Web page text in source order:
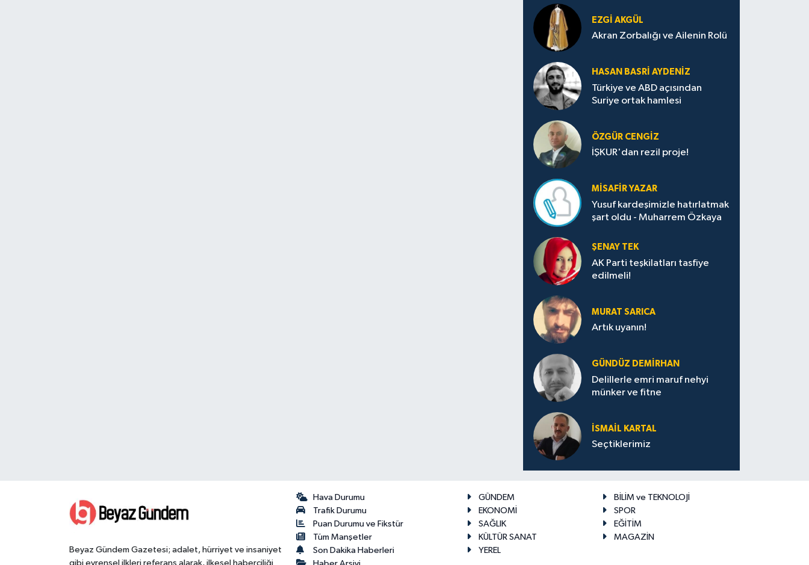
EZGI AKGÜL
Akran Zorbalığı ve Ailenin Rolü
HASAN BASRI AYDENIZ
Türkiye ve ABD açısından
Suriye ortak hamlesi
ÖZGÜR CENGIZ
İŞKUR'dan rezil proje!
MISAFIR YAZAR
Yusuf kardeşimizle hatırlatmak
şart oldu - Muharrem Özkaya
ŞENAY TEK
AK Parti teşkilatları tasfiye
edilmeli!
MURAT SARICA
Artık uyanın!
GÜNDÜZ DEMIRHAN
Delillerle emri maruf nehyi
münker ve fitne
İSMAIL KARTAL
Seçtiklerimiz
Beyaz Gündem Gazetesi; adalet, hürriyet ve insaniyet
gibi evrensel ilkleri referans alarak, ilkesel haberciliği
Hava Durumu
Trafik Durumu
Puan Durumu ve Fikstür
Tüm Manşetler
Son Dakika Haberleri
GÜNDEM
BİLİM ve TEKNOLOJİ
EKONOMİ
SPOR
SAĞLIK
EĞİTİM
KÜLTÜR SANAT
MAGAZİN
YEREL